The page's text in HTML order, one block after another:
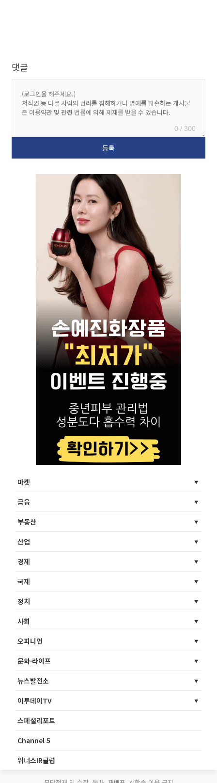
댓글
0 / 300
마켓
금융
부동산
산업
경제
국제
정치
사회
오피니언
문화·라이프
뉴스발전소
이투데이TV
스페셜리포트
Channel 5
위너스IR클럽